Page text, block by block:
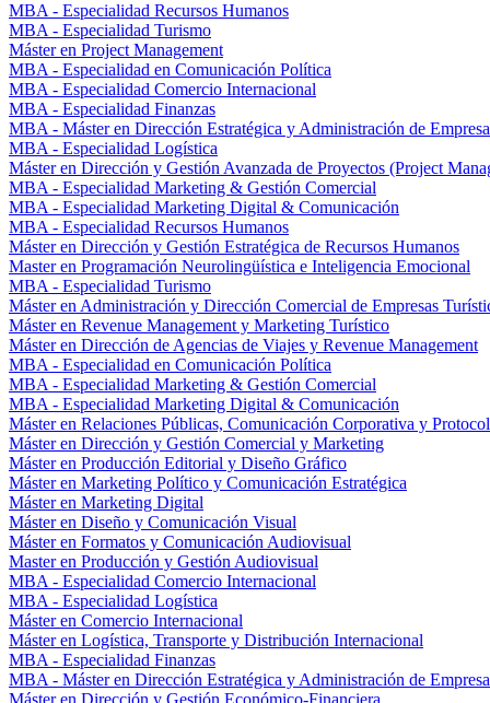
MBA - Especialidad Recursos Humanos
MBA - Especialidad Turismo
Máster en Project Management
MBA - Especialidad en Comunicación Política
MBA - Especialidad Comercio Internacional
MBA - Especialidad Finanzas
MBA - Máster en Dirección Estratégica y Administración de
MBA - Especialidad Logística
Máster en Dirección y Gestión Avanzada de Proyectos (Project
MBA - Especialidad Marketing & Gestión Comercial
MBA - Especialidad Marketing Digital & Comunicación
MBA - Especialidad Recursos Humanos
Máster en Dirección y Gestión Estratégica de Recursos Humanos
Master en Programación Neurolingüística e Inteligencia Emocional
MBA - Especialidad Turismo
Máster en Administración y Dirección Comercial de Empresas
Máster en Revenue Management y Marketing Turístico
Máster en Dirección de Agencias de Viajes y Revenue Management
MBA - Especialidad en Comunicación Política
MBA - Especialidad Marketing & Gestión Comercial
MBA - Especialidad Marketing Digital & Comunicación
Máster en Relaciones Públicas, Comunicación Corporativa y
Máster en Dirección y Gestión Comercial y Marketing
Máster en Producción Editorial y Diseño Gráfico
Máster en Marketing Político y Comunicación Estratégica
Máster en Marketing Digital
Máster en Diseño y Comunicación Visual
Máster en Formatos y Comunicación Audiovisual
Master en Producción y Gestión Audiovisual
MBA - Especialidad Comercio Internacional
MBA - Especialidad Logística
Máster en Comercio Internacional
Máster en Logística, Transporte y Distribución Internacional
MBA - Especialidad Finanzas
MBA - Máster en Dirección Estratégica y Administración de
Máster en Dirección y Gestión Económico-Financiera